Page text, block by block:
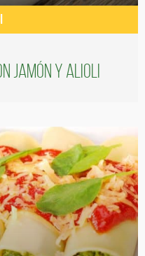
jamón y alioli